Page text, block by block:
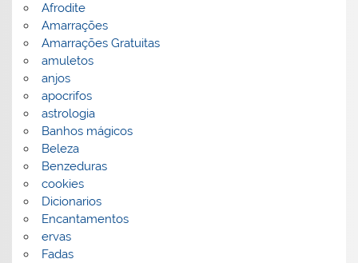
Afrodite
Amarrações
Amarrações Gratuitas
amuletos
anjos
apocrifos
astrologia
Banhos mágicos
Beleza
Benzeduras
cookies
Dicionarios
Encantamentos
ervas
Fadas